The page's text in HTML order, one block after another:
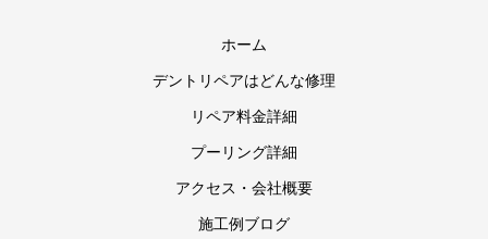
ホーム
デントリペアはどんな修理
リペア料金詳細
プーリング詳細
アクセス・会社概要
施工例ブログ